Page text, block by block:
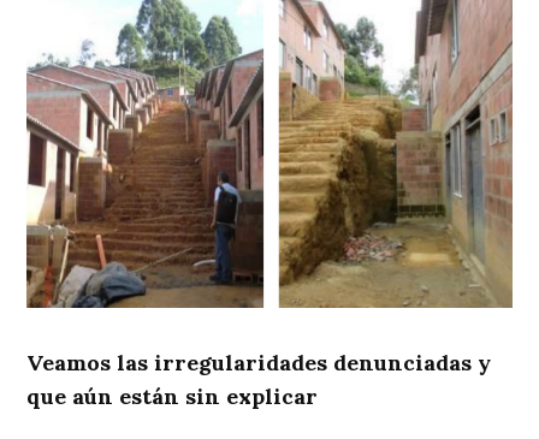
Veamos las irregularidades denunciadas y
que aún están sin explicar